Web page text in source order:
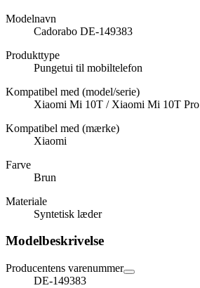
Modelnavn
Cadorabo DE-149383
Produkttype
Pungetui til mobiltelefon
Kompatibel med (model/serie)
Xiaomi Mi 10T / Xiaomi Mi 10T Pro
Kompatibel med (mærke)
Xiaomi
Farve
Brun
Materiale
Syntetisk læder
Modelbeskrivelse
Producentens varenummer
DE-149383